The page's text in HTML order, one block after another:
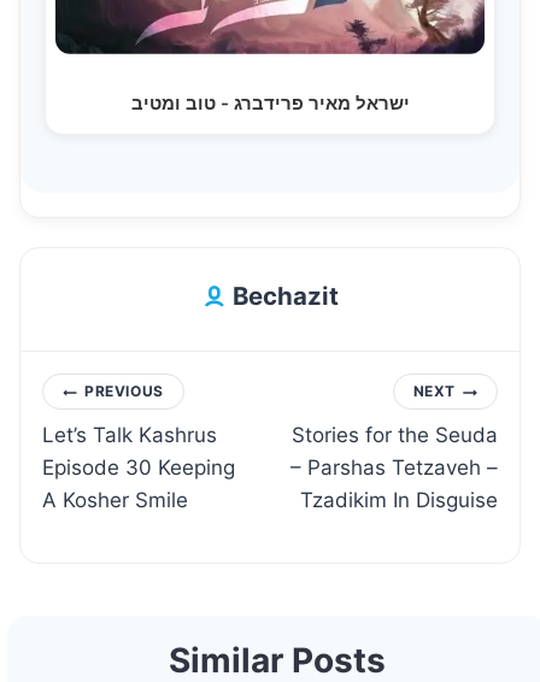
ישראל מאיר פרידברג - טוב ומטיב
Bechazit
Post
navigation
PREVIOUS
Let’s Talk Kashrus
Episode 30 Keeping
A Kosher Smile
NEXT
Stories for the Seuda
– Parshas Tetzaveh –
Tzadikim In Disguise
Similar Posts